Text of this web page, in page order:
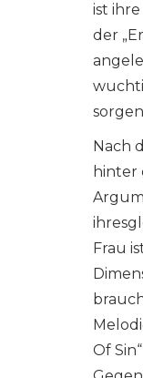
ist
der
Nach
hinter
Frau
Of